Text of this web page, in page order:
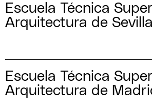
Escuela Técnica
Arquitectura de
Escuela Técnica
Arquitectura de